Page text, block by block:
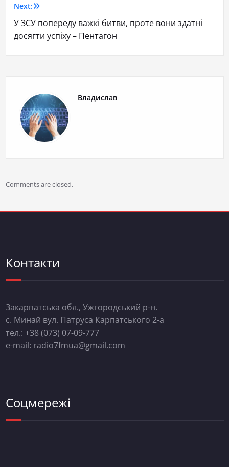
Next:
У ЗСУ попереду важкі битви, проте вони здатні
досягти успіху – Пентагон
Владислав
Comments are closed.
Контакти
Закарпатська обл., Ужгородський р-н.
с. Минай вул. Патруса Карпатського 2-а
тел.: +38 (073) 07-09-777
e-mail: radio7fmua@gmail.com
Соцмережі